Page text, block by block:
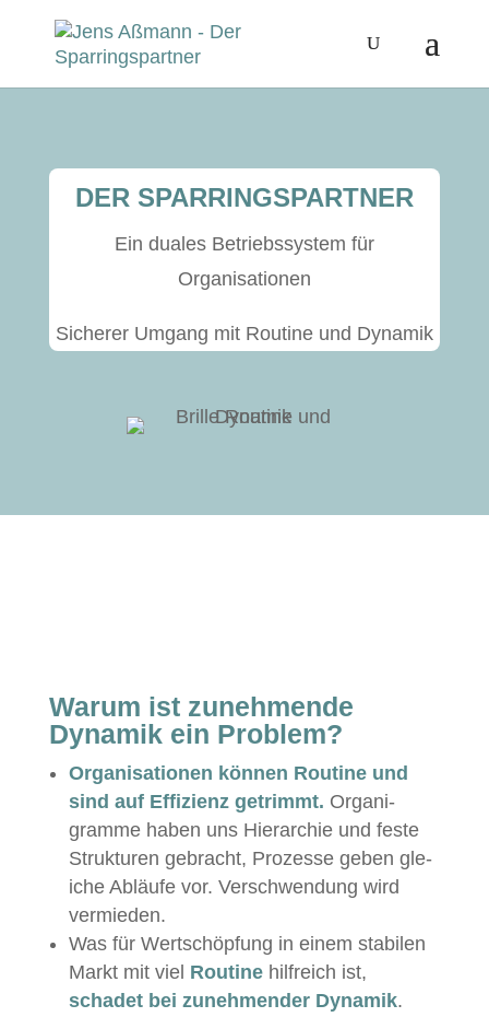
DER SPARRINGSPARTNER
Ein duales Betrieb­ssys­tem für
Organisationen
Sicher­er Umgang mit Rou­tine und Dynamik
Warum ist zunehmende
Dynamik ein Problem?
Organ­i­sa­tio­nen kön­nen Rou­tine und
sind auf Effizienz getrimmt. Organ­i­
gramme haben uns Hier­ar­chie und feste
Struk­turen gebracht, Prozesse geben gle­
iche Abläufe vor. Ver­schwen­dung wird
vermieden.
Was für Wertschöp­fung in einem sta­bilen
Markt mit viel Rou­tinehil­fre­ich ist,
schadet bei zunehmender Dynamik.